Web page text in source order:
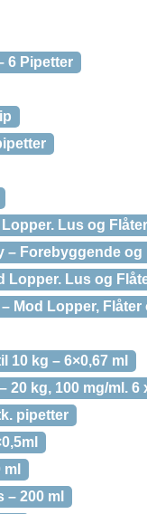
6 Pipetter
Lus og
– Forebyggende
Lopper. Lus og
Mod Lopper,
10 kg – 6×0,67 ml
20 kg, 100 mg/ml. 6
pipetter
200 ml